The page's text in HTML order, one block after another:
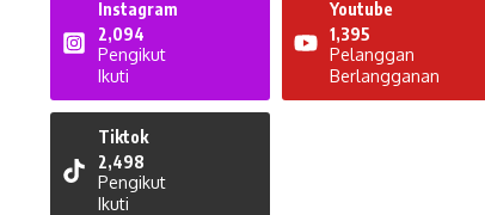
Instagram
2,094
Pengikut
Ikuti
Youtube
1,395
Pelanggan
Berlangganan
Tiktok
2,498
Pengikut
Ikuti